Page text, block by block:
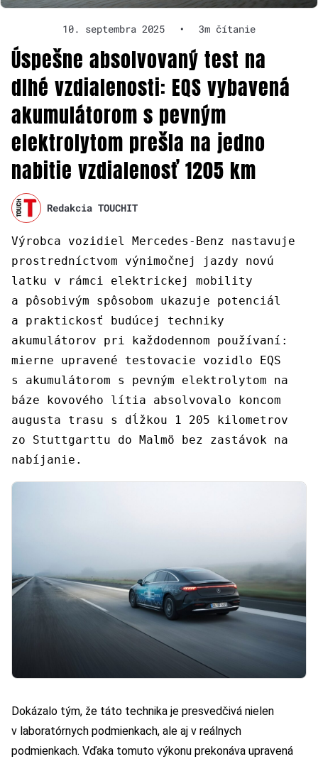
10. septembra 2025 • 3m čítanie
Úspešne absolvovaný test na
dlhé vzdialenosti: EQS vybavená
akumulátorom s pevným
elektrolytom prešla na jedno
nabitie vzdialenosť 1205 km
Redakcia TOUCHIT
Výrobca vozidiel Mercedes-Benz nastavuje
prostredníctvom výnimočnej jazdy novú
latku v rámci elektrickej mobility
a pôsobivým spôsobom ukazuje potenciál
a praktickosť budúcej techniky
akumulátorov pri každodennom používaní:
mierne upravené testovacie vozidlo EQS
s akumulátorom s pevným elektrolytom na
báze kovového lítia absolvovalo koncom
augusta trasu s dĺžkou 1 205 kilometrov
zo Stuttgarttu do Malmö bez zastávok na
nabíjanie.
Dokázalo tým, že táto technika je presvedčivá nielen
v laboratórnych podmienkach, ale aj v reálnych
podmienkach. Vďaka tomuto výkonu prekonáva upravená